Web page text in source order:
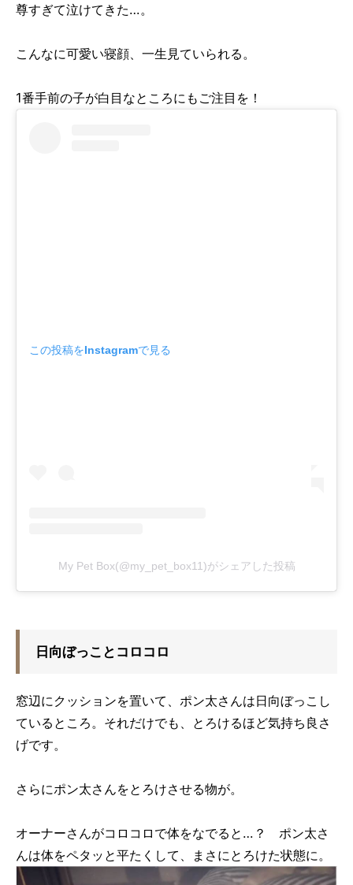
尊すぎて泣けてきた…。
こんなに可愛い寝顔、一生見ていられる。
1番手前の子が白目なところにもご注目を！
この投稿をInstagramで見る
My Pet Box(@my_pet_box11)がシェアした投稿
日向ぼっことコロコロ
窓辺にクッションを置いて、ポン太さんは日向ぼっこし
ているところ。それだけでも、とろけるほど気持ち良さ
げです。
さらにポン太さんをとろけさせる物が。
オーナーさんがコロコロで体をなでると…？ ポン太さ
んは体をペタッと平たくして、まさにとろけた状態に。